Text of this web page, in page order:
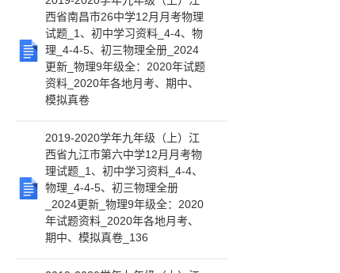
西省南昌市26中学12月月考物理
试题_1、初中学习资料_4-4、物
理_4-4-5、初三物理全册_2024
更新_物理9年级全：2020年试题
资料_2020年各地月考、期中、
模拟真卷
2019-2020学年九年级（上）江
西省九江市第六中学12月月考物
理试题_1、初中学习资料_4-4、
物理_4-4-5、初三物理全册
_2024更新_物理9年级全：2020
年试题资料_2020年各地月考、
期中、模拟真卷_136